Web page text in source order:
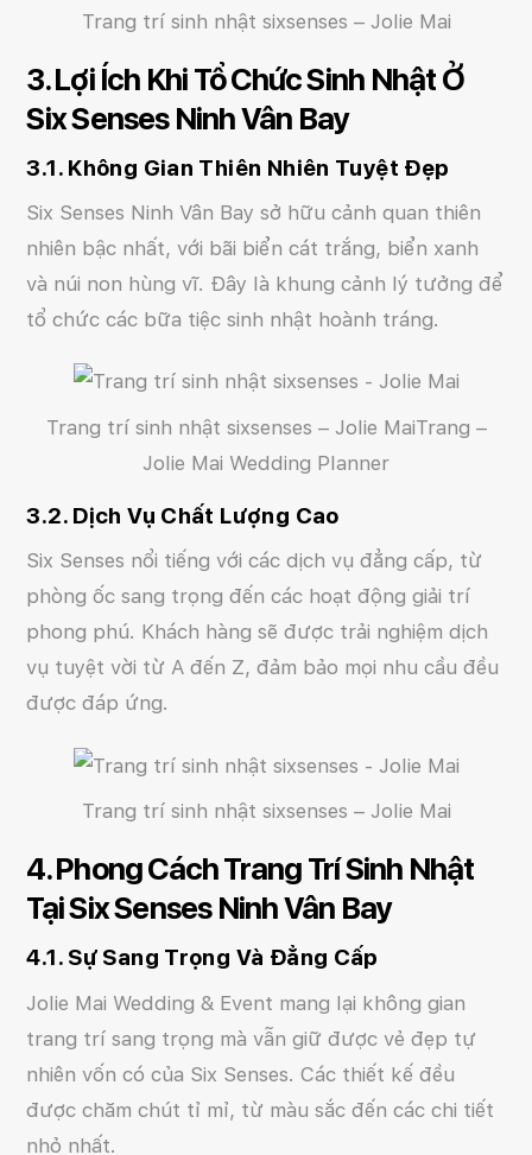
Trang trí sinh nhật sixsenses – Jolie Mai
3. Lợi Ích Khi Tổ Chức Sinh Nhật Ở
Six Senses Ninh Vân Bay
3.1. Không Gian Thiên Nhiên Tuyệt Đẹp
Six Senses Ninh Vân Bay sở hữu cảnh quan thiên
nhiên bậc nhất, với bãi biển cát trắng, biển xanh
và núi non hùng vĩ. Đây là khung cảnh lý tưởng để
tổ chức các bữa tiệc sinh nhật hoành tráng.
Trang trí sinh nhật sixsenses – Jolie MaiTrang –
Jolie Mai Wedding Planner
3.2. Dịch Vụ Chất Lượng Cao
Six Senses nổi tiếng với các dịch vụ đẳng cấp, từ
phòng ốc sang trọng đến các hoạt động giải trí
phong phú. Khách hàng sẽ được trải nghiệm dịch
vụ tuyệt vời từ A đến Z, đảm bảo mọi nhu cầu đều
được đáp ứng.
Trang trí sinh nhật sixsenses – Jolie Mai
4. Phong Cách Trang Trí Sinh Nhật
Tại Six Senses Ninh Vân Bay
4.1. Sự Sang Trọng Và Đẳng Cấp
Jolie Mai Wedding & Event mang lại không gian
trang trí sang trọng mà vẫn giữ được vẻ đẹp tự
nhiên vốn có của Six Senses. Các thiết kế đều
được chăm chút tỉ mỉ, từ màu sắc đến các chi tiết
nhỏ nhất.